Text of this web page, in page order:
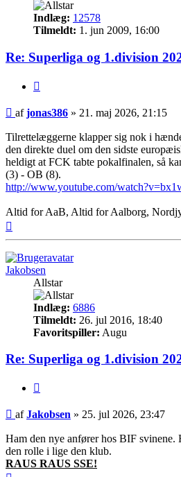
Indlæg: 12578
Tilmeldt: 1. jun 2009, 16:00
Re: Superliga og 1.division
Indlæg
afjonas386 » 21. maj 2026, 21:15
Tilrettelæggerne klapper sig nok i
den direkte duel om den sidste
heldigt at FCK tabte pokalfinalen, så
(3) - OB (8).
http://www.youtube.com/
Altid for AaB, Altid for Aalborg,
Jakobsen
Allstar
Indlæg: 6886
Tilmeldt: 26. jul 2016, 18:40
Favoritspiller: Augu
Re: Superliga og 1.division
Indlæg
afJakobsen » 25. jul 2026, 23:47
Ham den nye anfører hos BIF svinene.
den rolle i lige den klub.
RAUS RAUS SSE!